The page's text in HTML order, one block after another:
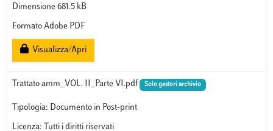
Dimensione 681.5 kB
Formato Adobe PDF
Visualizza/Apri
Trattato amm_VOL. II_Parte VI.pdf Solo gestori archivio
Tipologia: Documento in Post-print
Licenza: Tutti i diritti riservati